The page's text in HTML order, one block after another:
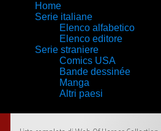
Home
Serie italiane
Elenco alfabetico
Elenco editore
Serie straniere
Comics USA
Bande dessinée
Manga
Altri paesi